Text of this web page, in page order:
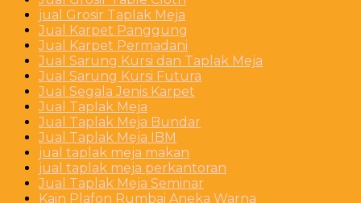
jual Grosir Taplak Meja
Jual Karpet Panggung
Jual Karpet Permadani
Jual Sarung Kursi dan Taplak Meja
Jual Sarung Kursi Futura
Jual Segala Jenis Karpet
Jual Taplak Meja
Jual Taplak Meja Bundar
Jual Taplak Meja IBM
jual taplak meja makan
jual taplak meja perkantoran
Jual Taplak Meja Seminar
Kain Plafon Rumbai Aneka Warna